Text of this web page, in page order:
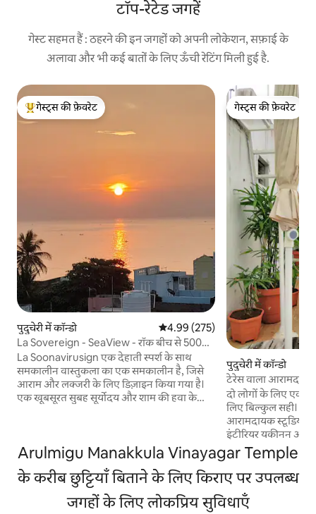
टॉप-रेटेड जगहें
गेस्ट सहमत हैं : ठहरने की इन जगहों को अपनी लोकेशन, सफ़ाई के
अलावा और भी कई बातों के लिए ऊँची रेटिंग मिली हुई है.
गेस्ट्स का टॉप फ़ेवरेट
गेस्ट्स की फ़ेवरेट
पुदुचेरी में कॉन्डो औसत रेटिंग 5 में से 4.99, 275 समीक्षाएँ
4.99 (275)
La Sovereign - SeaView - रॉक बीच से 500
मीटर की दूरी पर
La Soonavirusign एक देहाती स्पर्श के साथ
समकालीन वास्तुकला का एक समकालीन है, जिसे
आराम और लक्जरी के लिए डिज़ाइन किया गया है।
एक खूबसूरत सुबह सूर्योदय और शाम की हवा के
परिवार हर चीज़ के करीब होगा। सीशोर से 150 मीटर
की दूरी पर। रॉक / प्रोमेनेड बीच और व्हाइट / फ़्रेंच
टाउन से 500 मीटर की दूरी पर। श्री अरबिंदो आश्रम
से 900 मीटर की दूरी पर। सेंट्रल मार्केट से 1.5
किलोमीटर की दूरी पर। रेस्टोरेंट और कैफ़े 1.0 से 1.5
गेस्ट्स की फ़ेवरेट
गेस्ट्स की फ़ेवरेट
पुदुचेरी में कॉन्डो
टेरेस वाला आरामदायक
दो लोगों के लिए एक
लिए बिल्कुल सही।
आरामदायक स्टूडियो
इंटीरियर यकीनन
पॉन्डिचेरी में आपके
आरामदायक बना
हमारी जगह
वाले गाँव में एक
है, जो प्रोमेनेड बीच से
Arulmigu Manakkula Vinayagar Temple
के करीब छुट्टियाँ बिताने के लिए किराए पर उपलब्ध
जगहों के लिए लोकप्रिय सुविधाएँ